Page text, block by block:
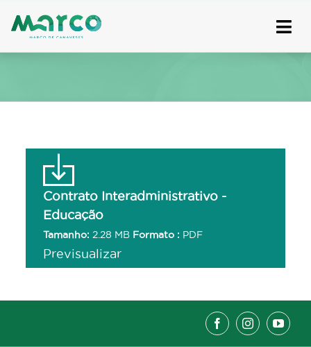
to
Contrato Interadministrativo -
Educação
Tamanho: 2.28 MB Formato : PDF
Previsualizar